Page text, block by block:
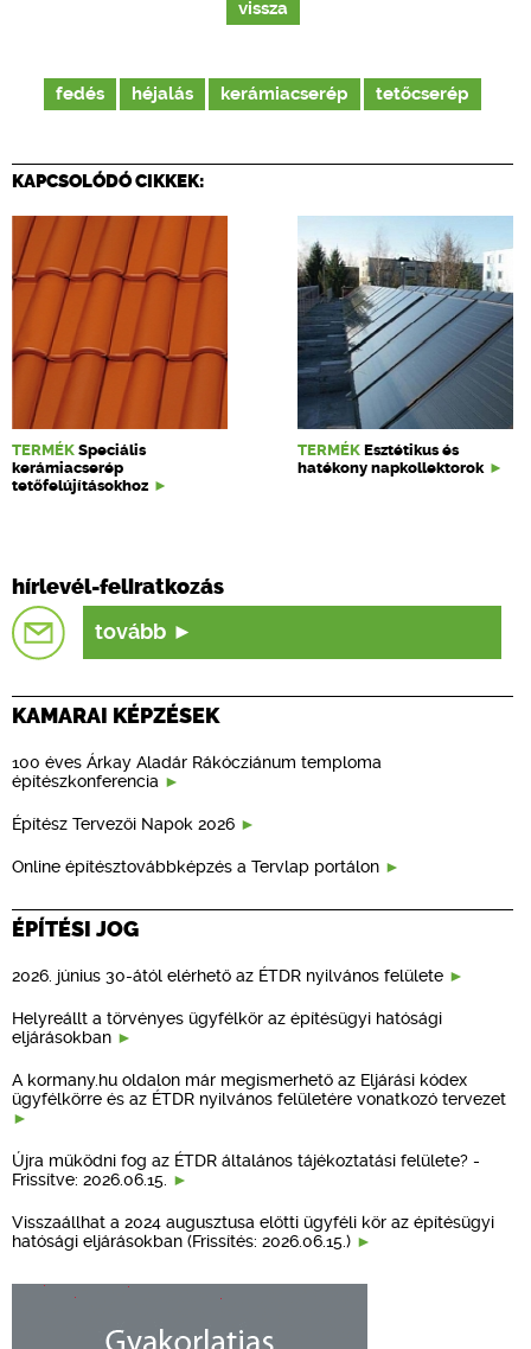
vissza
fedés héjalás kerámiacserép tetőcserép
KAPCSOLÓDÓ CIKKEK:
TERMÉK Speciális
kerámiacserép
tetőfelújításokhoz
TERMÉK Esztétikus és
hatékony napkollektorok
hírlevél-feliratkozás
tovább
KAMARAI KÉPZÉSEK
100 éves Árkay Aladár Rákócziánum temploma
építészkonferencia
Építész Tervezői Napok 2026
Online építésztovábbképzés a Tervlap portálon
ÉPÍTÉSI JOG
2026. június 30-ától elérhető az ÉTDR nyilvános felülete
Helyreállt a törvényes ügyfélkör az építésügyi hatósági
eljárásokban
A kormany.hu oldalon már megismerhető az Eljárási kódex
ügyfélkörre és az ÉTDR nyilvános felületére vonatkozó tervezet
Újra működni fog az ÉTDR általános tájékoztatási felülete? -
Frissítve: 2026.06.15.
Visszaállhat a 2024 augusztusa előtti ügyféli kör az építésügyi
hatósági eljárásokban (Frissítés: 2026.06.15.)